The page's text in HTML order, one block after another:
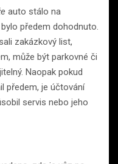
auto stálo na
předem dohodnuto.
zakázkový list,
může být parkovné či
Naopak pokud
předem, je účtování
servis nebo jeho